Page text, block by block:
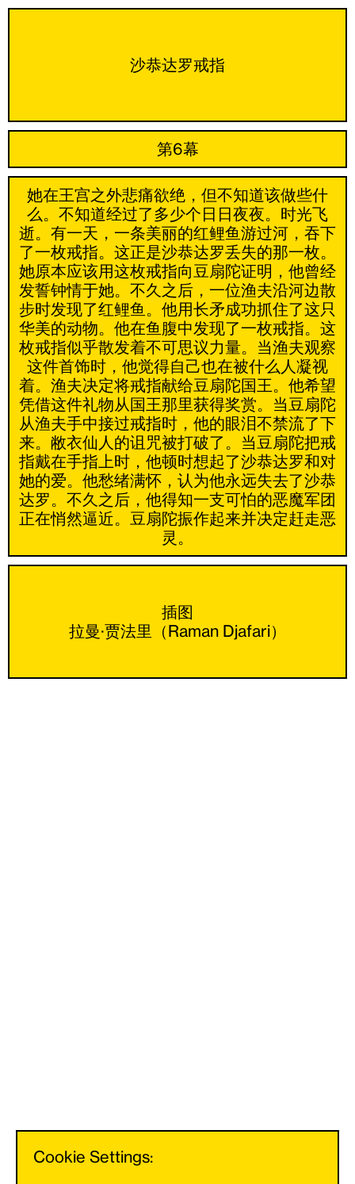
沙恭达罗戒指
第6幕
她在王宫之外悲痛欲绝，但不知道该做些什
么。不知道经过了多少个日日夜夜。时光飞
逝。有一天，一条美丽的红鲤鱼游过河，吞下
了一枚戒指。这正是沙恭达罗丢失的那一枚。
她原本应该用这枚戒指向豆扇陀证明，他曾经
发誓钟情于她。不久之后，一位渔夫沿河边散
步时发现了红鲤鱼。他用长矛成功抓住了这只
华美的动物。他在鱼腹中发现了一枚戒指。这
枚戒指似乎散发着不可思议力量。当渔夫观察
这件首饰时，他觉得自己也在被什么人凝视
着。渔夫决定将戒指献给豆扇陀国王。他希望
凭借这件礼物从国王那里获得奖赏。当豆扇陀
从渔夫手中接过戒指时，他的眼泪不禁流了下
来。敝衣仙人的诅咒被打破了。当豆扇陀把戒
指戴在手指上时，他顿时想起了沙恭达罗和对
她的爱。他愁绪满怀，认为他永远失去了沙恭
达罗。不久之后，他得知一支可怕的恶魔军团
正在悄然逼近。豆扇陀振作起来并决定赶走恶
灵。
插图
拉曼·贾法里（Raman Djafari）
Cookie Settings: